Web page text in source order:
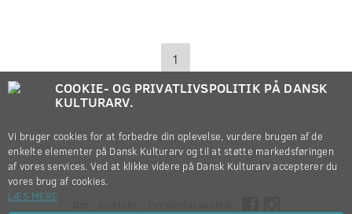
1
COOKIE- OG PRIVATLIVSPOLITIK PÅ DANSK
KULTURARV.
Vi bruger cookies for at forbedre din oplevelse, vurdere brugen af de
enkelte elementer på Dansk Kulturarv og til at støtte markedsføringen
af vores services. Ved at klikke videre på Dansk Kulturarv accepterer du
vores brug af cookies.
LÆS MERE